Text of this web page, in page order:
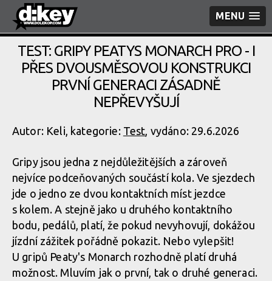
MENU
TEST: GRIPY PEATYS MONARCH PRO - I
PŘES DVOUSMĚSOVOU KONSTRUKCI
PRVNÍ GENERACI ZÁSADNĚ
NEPŘEVYŠUJÍ
Autor: Keli, kategorie: Test, vydáno: 29.6.2026
Gripy jsou jedna z nejdůležitějších a zároveň
nejvíce podceňovaných součástí kola. Ve sjezdech
jde o jedno ze dvou kontaktních míst jezdce
s kolem. A stejně jako u druhého kontaktního
bodu, pedálů, platí, že pokud nevyhovují, dokážou
jízdní zážitek pořádně pokazit. Nebo vylepšit!
U gripů Peaty's Monarch rozhodně platí druhá
možnost. Mluvím jak o první, tak o druhé generaci.